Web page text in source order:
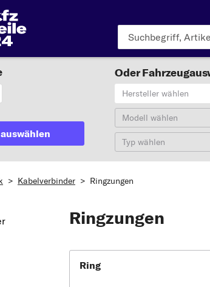
Oder
Hersteller wählen
Modell wählen
Typ wählen
> Kabelverbinder > Ringzungen
Ringzungen
Ring